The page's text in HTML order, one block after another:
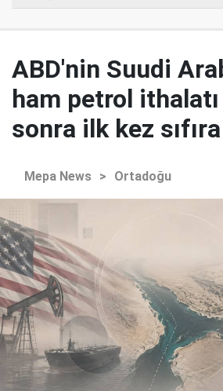
ABD'nin Suudi
ham petrol ithalatı
sonra ilk kez
Mepa News > Ortadoğu